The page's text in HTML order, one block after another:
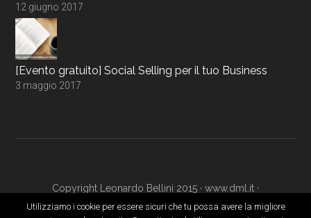
12 giugno 2017
[Evento gratuito] Social Selling per il tuo Business
3 maggio 2017
Copyright Leonardo Bellini 2015 · www.dml.it ·
www.digitalmarketingacademy.it· Login
Utilizziamo i cookie per essere sicuri che tu possa avere la migliore